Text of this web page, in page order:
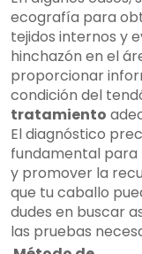
ecografía para
tejidos internos y
hinchazón en el
proporcionar
condición del
tratamiento
El diagnóstico
fundamental
y promover la
que tu caballo
dudes en buscar
las pruebas